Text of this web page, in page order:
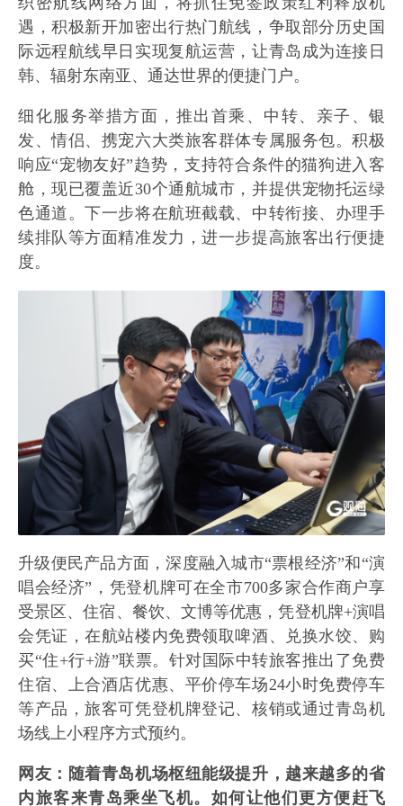
遇，积极新开加密出行热门航线，争取部分历史国
际远程航线早日实现复航运营，让青岛成为连接日
韩、辐射东南亚、通达世界的便捷门户。
细化服务举措方面，推出首乘、中转、亲子、银
发、情侣、携宠六大类旅客群体专属服务包。积极
响应“宠物友好”趋势，支持符合条件的猫狗进入客
舱，现已覆盖近30个通航城市，并提供宠物托运绿
色通道。下一步将在航班截载、中转衔接、办理手
续排队等方面精准发力，进一步提高旅客出行便捷
度。
升级便民产品方面，深度融入城市“票根经济”和“演
唱会经济”，凭登机牌可在全市700多家合作商户享
受景区、住宿、餐饮、文博等优惠，凭登机牌+演唱
会凭证，在航站楼内免费领取啤酒、兑换水饺、购
买“住+行+游”联票。针对国际中转旅客推出了免费
住宿、上合酒店优惠、平价停车场24小时免费停车
等产品，旅客可凭登机牌登记、核销或通过青岛机
场线上小程序方式预约。
网友：随着青岛机场枢纽能级提升，越来越多的省
内旅客来青岛乘坐飞机。如何让他们更方便赶飞